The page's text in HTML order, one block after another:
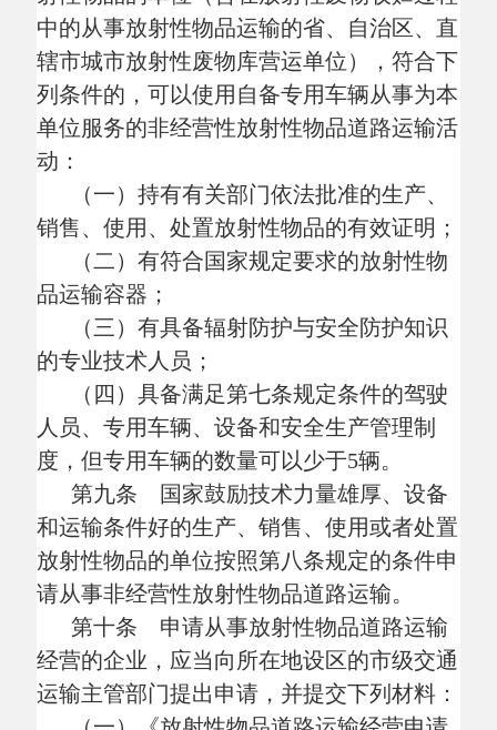
和运输条件好的生产、销售、使用或者处置
放射性物品的单位按照第八条规定的条件申
请从事非经营性放射性物品道路运输。
第十条 申请从事放射性物品道路运输
经营的企业，应当向所在地设区的市级交通
运输主管部门提出申请，并提交下列材料：
（一）《放射性物品道路运输经营申请
表》，包括申请人基本信息、拟申请运输的
放射性物品范围（类别或者品名）等内容；
（二）企业负责人身份证明及复印件，
经办人身份证明及复印件和委托书；
（三）证明专用车辆、设备情况的材
料，包括：
1.未购置车辆的，应当提交拟投入车辆
承诺书。内容包括拟购车辆数量、类型、技
术等级、总质量、核定载质量、车轴数以及
车辆外廓尺寸等有关情况；
2.已购置车辆的，应当提供车辆行驶
证、车辆技术等级评定结论及复印件等有关
材料；
3.对辐射防护用品、监测仪器等设备配
置情况的说明材料。
（四）有关驾驶人员、装卸管理人员、
押运人员的道路运输从业资格证及复印件，
驾驶人员的驾驶证及复印件，安全管理人员